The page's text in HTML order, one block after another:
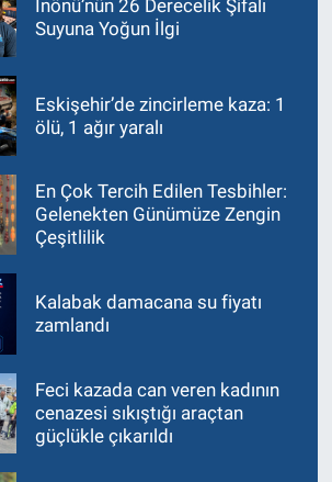
İnönü’nün 26 Derecelik Şifalı
Suyuna Yoğun İlgi
Eskişehir’de zincirleme kaza: 1
ölü, 1 ağır yaralı
En Çok Tercih Edilen Tesbihler:
Gelenekten Günümüze Zengin
Çeşitlilik
Kalabak damacana su fiyatı
zamlandı
Feci kazada can veren kadının
cenazesi sıkıştığı araçtan
güçlükle çıkarıldı